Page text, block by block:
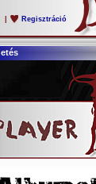
Regisztráció